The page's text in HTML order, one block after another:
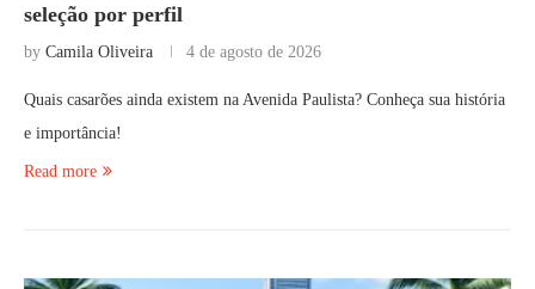
seleção por perfil
by Camila Oliveira 4 de agosto de 2026
Quais casarões ainda existem na Avenida Paulista? Conheça sua história
e importância!
Read more